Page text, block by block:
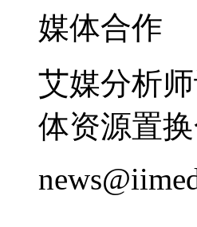
媒体合作
艾媒分析
体资源置换